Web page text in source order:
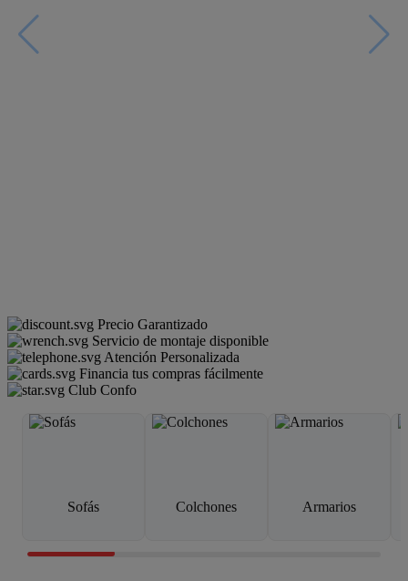
Precio Garantizado
Servicio de montaje disponible
Atención Personalizada
Financia tus compras fácilmente
Club Confo
Sofás Colchones Armarios